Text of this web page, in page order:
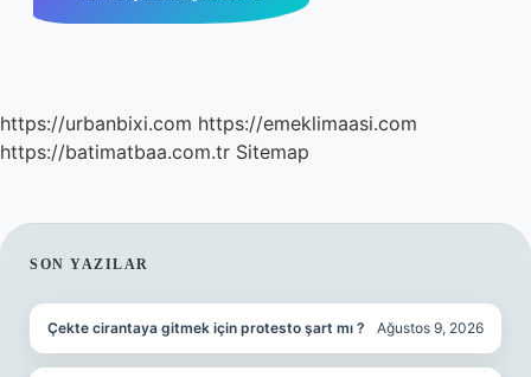
https://urbanbixi.com https://emeklimaasi.com
https://batimatbaa.com.tr Sitemap
SIDEBAR
SON YAZILAR
Çekte cirantaya gitmek için protesto şart mı ? Ağustos 9, 2026